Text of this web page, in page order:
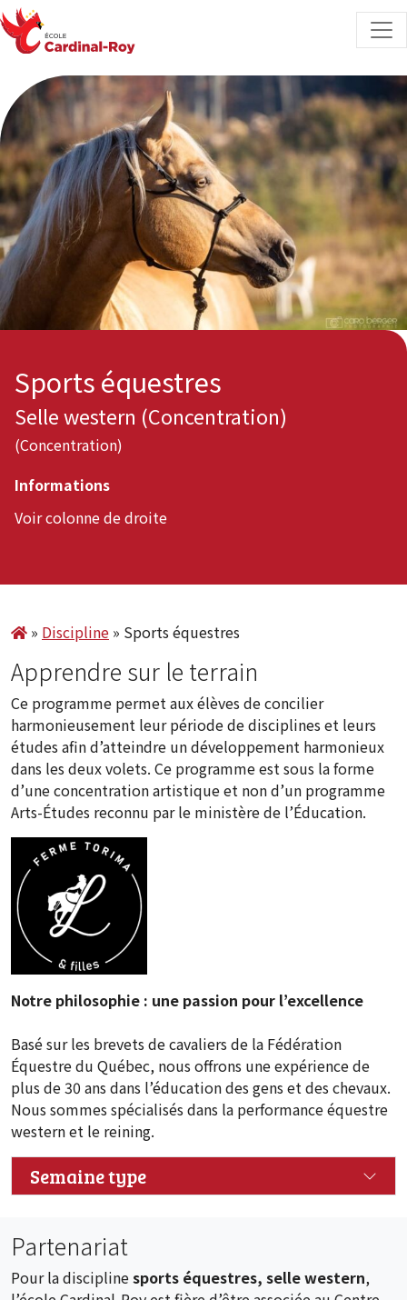
Skip to content
Sports équestres
Selle western (Concentration)
(Concentration)
Informations
Voir colonne de droite
» Discipline » Sports équestres
Apprendre sur le terrain
Ce programme permet aux élèves de concilier
harmonieusement leur période de disciplines et leurs
études afin d’atteindre un développement harmonieux
dans les deux volets. Ce programme est sous la forme
d’une concentration artistique et non d’un programme
Arts-Études reconnu par le ministère de l’Éducation.
Notre philosophie : une passion pour l’excellence
Basé sur les brevets de cavaliers de la Fédération
Équestre du Québec, nous offrons une expérience de
plus de 30 ans dans l’éducation des gens et des chevaux.
Nous sommes spécialisés dans la performance équestre
western et le reining.
Semaine type
Partenariat
Pour la disciplinesports équestres, selle western,